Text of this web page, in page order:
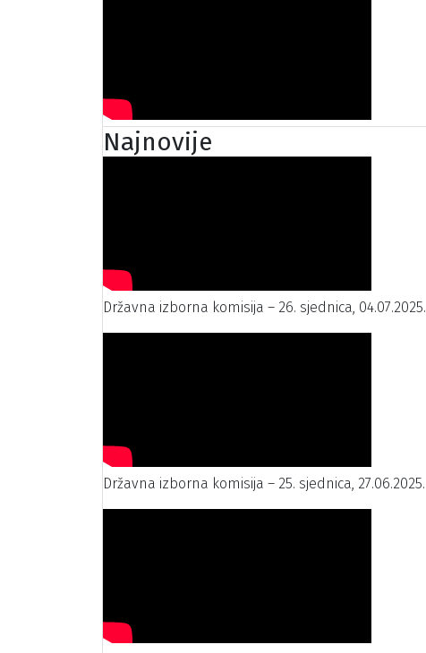
Najnovije
Državna izborna komisija – 26. sjednica, 04.07.2025.
Državna izborna komisija – 25. sjednica, 27.06.2025.